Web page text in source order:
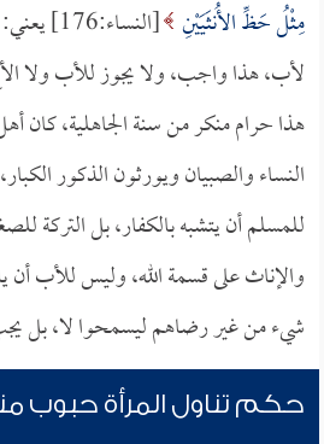
مِثْلُ حَظِّ الأُنثَيَيْنِ
لأب، هذا واجب، ولا يجوز للأب ولا
هذا حرام منكر من سنة الجاهلية، كان
النساء والصبيان ويورثون الذكور
للمسلم أن يتشبه بالكفار، بل التركة
والإناث على قسمة الله، وليس للأب أن
شيء من غير رضاهم ليسمحوا لا، بل
حكم تناول المرأة حبوب